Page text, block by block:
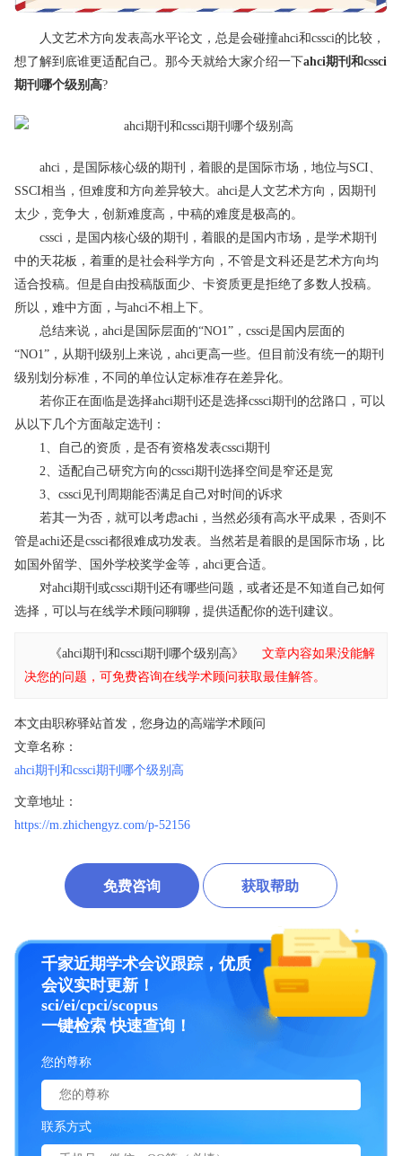
人文艺术方向发表高水平论文，总是会碰撞ahci和cssci的比较，
想了解到底谁更适配自己。那今天就给大家介绍一下ahci期刊和cssci
期刊哪个级别高?
ahci，是国际核心级的期刊，着眼的是国际市场，地位与SCI、
SSCI相当，但难度和方向差异较大。ahci是人文艺术方向，因期刊
太少，竞争大，创新难度高，中稿的难度是极高的。
cssci，是国内核心级的期刊，着眼的是国内市场，是学术期刊
中的天花板，着重的是社会科学方向，不管是文科还是艺术方向均
适合投稿。但是自由投稿版面少、卡资质更是拒绝了多数人投稿。
所以，难中方面，与ahci不相上下。
总结来说，ahci是国际层面的“NO1”，cssci是国内层面的
“NO1”，从期刊级别上来说，ahci更高一些。但目前没有统一的期刊
级别划分标准，不同的单位认定标准存在差异化。
若你正在面临是选择ahci期刊还是选择cssci期刊的岔路口，可以
从以下几个方面敲定选刊：
1、自己的资质，是否有资格发表cssci期刊
2、适配自己研究方向的cssci期刊选择空间是窄还是宽
3、cssci见刊周期能否满足自己对时间的诉求
若其一为否，就可以考虑achi，当然必须有高水平成果，否则不
管是achi还是cssci都很难成功发表。当然若是着眼的是国际市场，比
如国外留学、国外学校奖学金等，ahci更合适。
对ahci期刊或cssci期刊还有哪些问题，或者还是不知道自己如何
选择，可以与在线学术顾问聊聊，提供适配你的选刊建议。
《ahci期刊和cssci期刊哪个级别高》
文章内容如果没能解
决您的问题，可免费咨询在线学术顾问获取最佳解答。
本文由职称驿站首发，您身边的高端学术顾问
文章名称：
ahci期刊和cssci期刊哪个级别高
文章地址：
https://m.zhichengyz.com/p-52156
免费咨询 获取帮助
千家近期学术会议跟踪，优质
会议实时更新！
sci/ei/cpci/scopus
一键检索 快速查询！
您的尊称
联系方式